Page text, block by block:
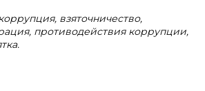
взяточничество,
противодействия коррупции,